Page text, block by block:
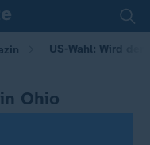
US-Wahl: Wird
Ohio